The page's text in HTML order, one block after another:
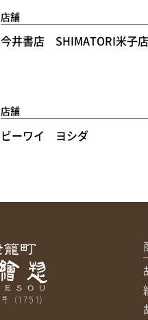
店舗
今井書店 SHIMATORI米子店
店舗
ビーワイ ヨシダ